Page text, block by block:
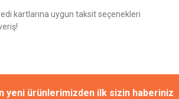
kartlarına uygun taksit seçenekleri
yeni ürünlerimizden ilk sizin haberiniz